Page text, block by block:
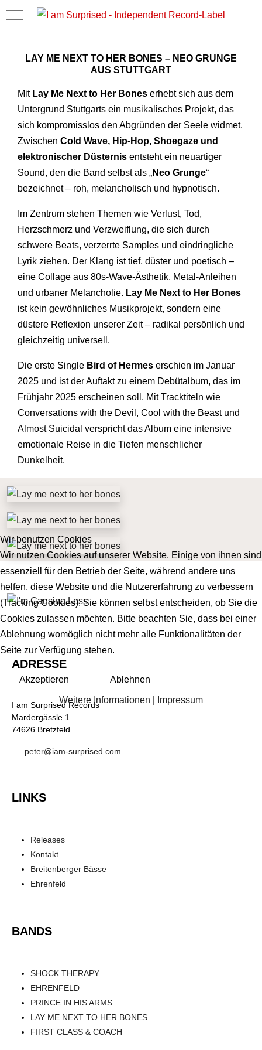
Mobile Menu Toggle
LAY ME NEXT TO HER BONES – NEO GRUNGE
AUS STUTTGART
Mit Lay Me Next to Her Bones erhebt sich aus dem
Untergrund Stuttgarts ein musikalisches Projekt, das
sich kompromisslos den Abgründen der Seele widmet.
Zwischen Cold Wave, Hip-Hop, Shoegaze und
elektronischer Düsternis entsteht ein neuartiger
Sound, den die Band selbst als „Neo Grunge“
bezeichnet – roh, melancholisch und hypnotisch.
Im Zentrum stehen Themen wie Verlust, Tod,
Herzschmerz und Verzweiflung, die sich durch
schwere Beats, verzerrte Samples und eindringliche
Lyrik ziehen. Der Klang ist tief, düster und poetisch –
eine Collage aus 80s-Wave-Ästhetik, Metal-Anleihen
und urbaner Melancholie. Lay Me Next to Her Bones
ist kein gewöhnliches Musikprojekt, sondern eine
düstere Reflexion unserer Zeit – radikal persönlich und
gleichzeitig universell.
Die erste Single Bird of Hermes erschien im Januar
2025 und ist der Auftakt zu einem Debütalbum, das im
Frühjahr 2025 erscheinen soll. Mit Tracktiteln wie
Conversations with the Devil, Cool with the Beast und
Almost Suicidal verspricht das Album eine intensive
emotionale Reise in die Tiefen menschlicher
Dunkelheit.
ADRESSE
I am Surprised Records
Mardergässle 1
74626 Bretzfeld
peter@iam-surprised.com
LINKS
Releases
Kontakt
Breitenberger Bässe
Ehrenfeld
BANDS
SHOCK THERAPY
EHRENFELD
PRINCE IN HIS ARMS
LAY ME NEXT TO HER BONES
FIRST CLASS & COACH
Wir benutzen Cookies
Wir nutzen Cookies auf unserer Website. Einige von ihnen sind
essenziell für den Betrieb der Seite, während andere uns
helfen, diese Website und die Nutzererfahrung zu verbessern
(Tracking Cookies). Sie können selbst entscheiden, ob Sie die
Cookies zulassen möchten. Bitte beachten Sie, dass bei einer
Ablehnung womöglich nicht mehr alle Funktionalitäten der
Seite zur Verfügung stehen.
Akzeptieren Ablehnen
Weitere Informationen Impressum